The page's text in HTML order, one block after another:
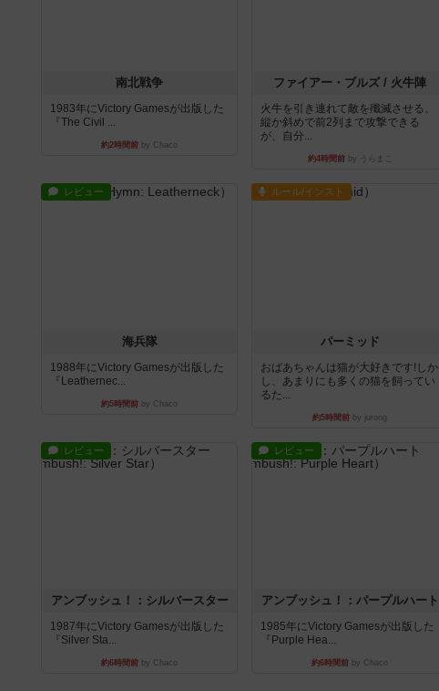
南北戦争
1983年にVictory Gamesが出版した
『The Civil ...
約2時間前 by Chaco
ファイアー・ブルズ / 火牛陣
火牛を引き連れて敵を殲滅させる。
縦か斜めで前2列まで攻撃できる
が、自分...
約4時間前by うらまこ
レビュー
海兵隊
1988年にVictory Gamesが出版した
『Leathernec...
約5時間前 by Chaco
ルール/インスト
パーミッド
おばあちゃんは猫が大好きです!しか
し、あまりにも多くの猫を飼ってい
るた...
約5時間前 by jurong
レビュー
アンブッシュ！：シルバースター
1987年にVictory Gamesが出版した
『Silver Sta...
約6時間前 by Chaco
レビュー
アンブッシュ！：パープルハート
1985年にVictory Gamesが出版した
『Purple Hea...
約6時間前 by Chaco